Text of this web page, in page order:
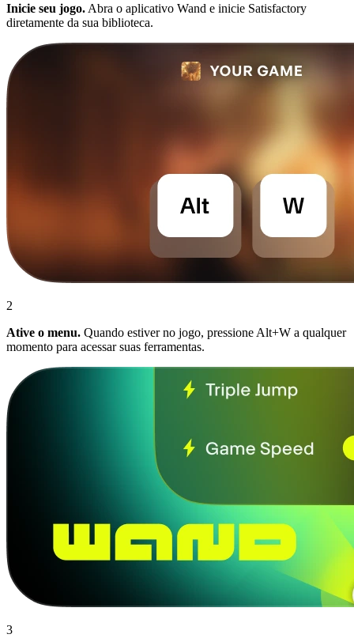
Inicie seu jogo. Abra o aplicativo Wand e inicie Satisfactory
diretamente da sua biblioteca.
2
Ative o menu. Quando estiver no jogo, pressione Alt+W a qualquer
momento para acessar suas ferramentas.
3